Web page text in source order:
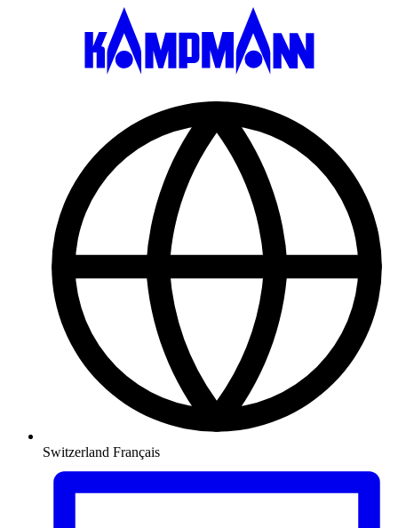
Switzerland Français